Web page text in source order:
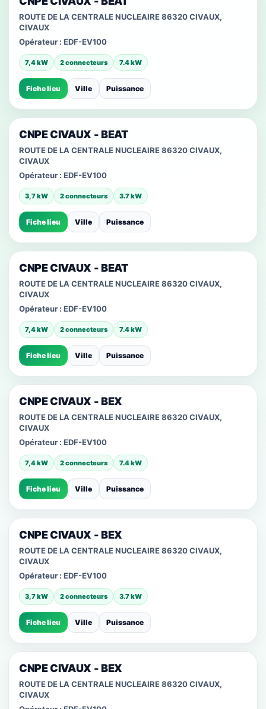
ROUTE DE LA CENTRALE NUCLEAIRE 86320 CIVAUX,
CIVAUX
Opérateur : EDF-EV100
7,4 kW 2 connecteurs 7.4 kW
Fiche lieu Ville Puissance
CNPE CIVAUX - BEAT
ROUTE DE LA CENTRALE NUCLEAIRE 86320 CIVAUX,
CIVAUX
Opérateur : EDF-EV100
3,7 kW 2 connecteurs 3.7 kW
Fiche lieu Ville Puissance
CNPE CIVAUX - BEAT
ROUTE DE LA CENTRALE NUCLEAIRE 86320 CIVAUX,
CIVAUX
Opérateur : EDF-EV100
7,4 kW 2 connecteurs 7.4 kW
Fiche lieu Ville Puissance
CNPE CIVAUX - BEX
ROUTE DE LA CENTRALE NUCLEAIRE 86320 CIVAUX,
CIVAUX
Opérateur : EDF-EV100
7,4 kW 2 connecteurs 7.4 kW
Fiche lieu Ville Puissance
CNPE CIVAUX - BEX
ROUTE DE LA CENTRALE NUCLEAIRE 86320 CIVAUX,
CIVAUX
Opérateur : EDF-EV100
3,7 kW 2 connecteurs 3.7 kW
Fiche lieu Ville Puissance
CNPE CIVAUX - BEX
ROUTE DE LA CENTRALE NUCLEAIRE 86320 CIVAUX,
CIVAUX